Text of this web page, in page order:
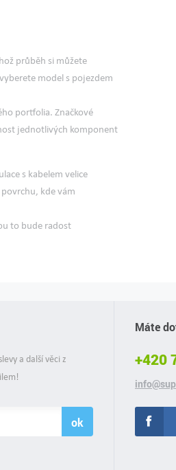
průběh si můžete
model s pojezdem
portfolia. Značkové
jednotlivých komponent
s kabelem velice
kde vám
to bude radost
a další věci z
ok
Máte
+420